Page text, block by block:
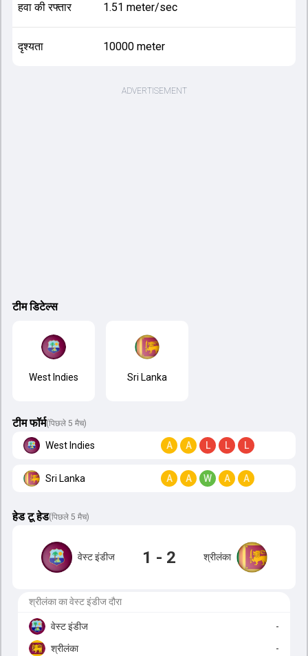
हवा की रफ्तार 1.51 meter/sec
दृश्यता 10000 meter
टीम डिटेल्स
West Indies Sri Lanka
टीम फॉर्म(पिछले 5 मैच)
West Indies A A L L L
Sri Lanka A A W A A
हेड टू हेड(पिछले 5 मैच)
वेस्ट इंडीज 1 - 2 श्रीलंका
श्रीलंका का वेस्ट इंडीज दौरा
वेस्ट इंडीज
-
श्रीलंका
-